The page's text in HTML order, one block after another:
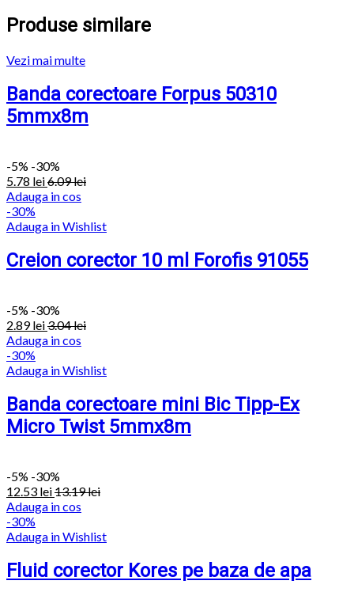
Produse similare
Vezi mai multe
Banda corectoare Forpus 50310
5mmx8m
-5% -30%
5.78 lei6.09lei
Adauga in cos
-30%
Adauga in Wishlist
Creion corector 10 ml Forofis 91055
-5% -30%
2.89lei3.04lei
Adauga in cos
-30%
Adauga in Wishlist
Banda corectoare mini Bic Tipp-Ex
Micro Twist 5mmx8m
-5% -30%
12.53 lei13.19lei
Adauga in cos
-30%
Adauga in Wishlist
Fluid corector Kores pe baza de apa